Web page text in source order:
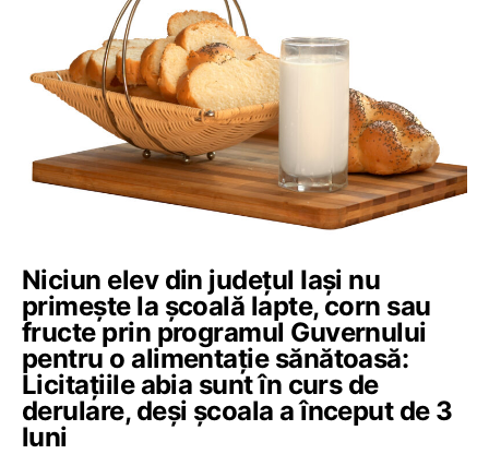
Niciun elev din județul Iași nu
primește la școală lapte, corn sau
fructe prin programul Guvernului
pentru o alimentație sănătoasă:
Licitațiile abia sunt în curs de
derulare, deși școala a început de 3
luni